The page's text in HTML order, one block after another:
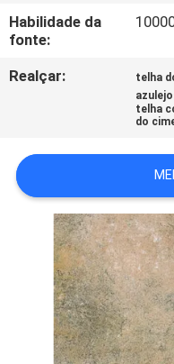
ORÇAMENTO
MAPA
POLÍTICA
PRIVACIDADE
Habilidade da
fonte:
Realçar: telha
telha
do